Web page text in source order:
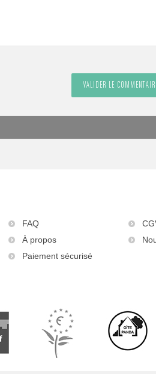
FAQ
À propos
Paiement sécurisé